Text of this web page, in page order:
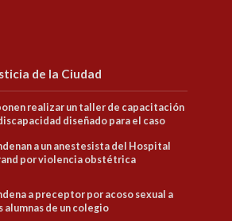
de la Ciudad
realizar un taller de capacitación
diseñado para el caso
a un anestesista del Hospital
por violencia obstétrica
a preceptor por acoso sexual a
alumnas de un colegio